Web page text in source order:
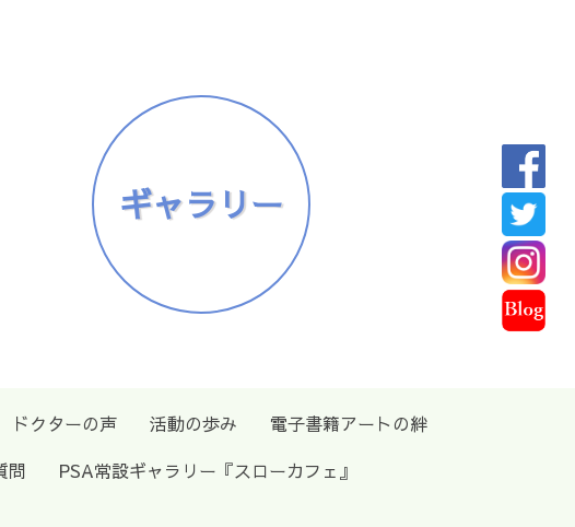
ギャラリー
ドクターの声 活動の歩み
電子書籍アートの絆
問
PSA常設ギャラリー『スローカフェ』